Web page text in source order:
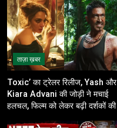
ताज़ा ख़बर
Toxic’ का ट्रेलर रिलीज, Yash और
Kiara Advani की जोड़ी ने मचाई
हलचल, फिल्म को लेकर बढ़ी दर्शकों की